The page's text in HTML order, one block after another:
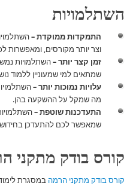
השתלמויות
התמקדות ממוקדת –
וצר יותר מקורסים, ומאפשרות
זמן קצר יותר –השתלמויות
שמתאים למי שמעוניין ללמוד
עלויות נמוכות יותר –
מה שמקל על ההשקעה בהן.
התעדכנות שוטפת –
שמאפשר לכם להתעדכן
קורס בודק מתקני
קורס בודק מתקני הרמה במסגרת